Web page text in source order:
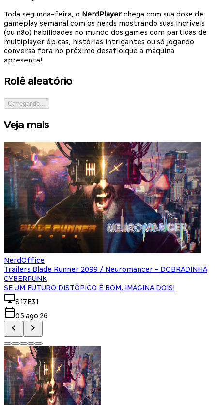
Toda segunda-feira, o NerdPlayer chega com sua dose de
gameplay semanal com os nerds mostrando suas incríveis
(ou não) habilidades no mundo dos games com partidas de
multiplayer épicas, histórias intrigantes ou só jogando
conversa fora no próximo desafio que a máquina
apresenta!
Rolê aleatório
Carregando...
Veja mais
NerdOffice
Trailers Blade Runner 2099 / Neuromancer - DOBRADINHA
CYBERPUNK
SE UM FUTURO DISTÓPICO É BOM, IMAGINA DOIS!
S17E31
05.ago.26